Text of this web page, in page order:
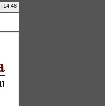
| 14:48